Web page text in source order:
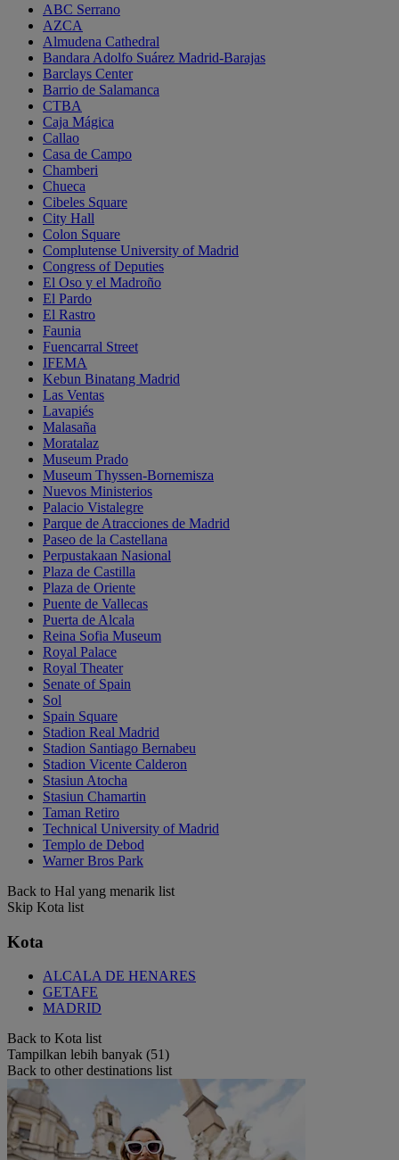
ABC Serrano
AZCA
Almudena Cathedral
Bandara Adolfo Suárez Madrid-Barajas
Barclays Center
Barrio de Salamanca
CTBA
Caja Mágica
Callao
Casa de Campo
Chamberi
Chueca
Cibeles Square
City Hall
Colon Square
Complutense University of Madrid
Congress of Deputies
El Oso y el Madroño
El Pardo
El Rastro
Faunia
Fuencarral Street
IFEMA
Kebun Binatang Madrid
Las Ventas
Lavapiés
Malasaña
Moratalaz
Museum Prado
Museum Thyssen-Bornemisza
Nuevos Ministerios
Palacio Vistalegre
Parque de Atracciones de Madrid
Paseo de la Castellana
Perpustakaan Nasional
Plaza de Castilla
Plaza de Oriente
Puente de Vallecas
Puerta de Alcala
Reina Sofia Museum
Royal Palace
Royal Theater
Senate of Spain
Sol
Spain Square
Stadion Real Madrid
Stadion Santiago Bernabeu
Stadion Vicente Calderon
Stasiun Atocha
Stasiun Chamartin
Taman Retiro
Technical University of Madrid
Templo de Debod
Warner Bros Park
Back to Hal yang menarik list
Skip Kota list
Kota
ALCALA DE HENARES
GETAFE
MADRID
Back to Kota list
Tampilkan lebih banyak (51)
Back to other destinations list